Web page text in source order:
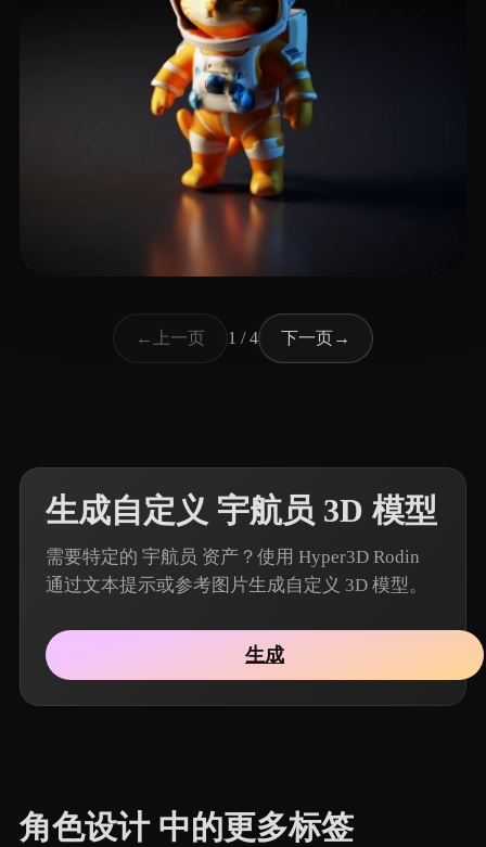
←
上一页 1 / 4 下一页→
生成自定义 宇航员 3D 模型
需要特定的 宇航员 资产？使用 Hyper3D Rodin
通过文本提示或参考图片生成自定义 3D 模型。
生成
角色设计 中的更多标签